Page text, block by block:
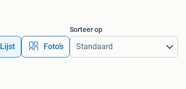
Lijst Foto’s
Sorteer op